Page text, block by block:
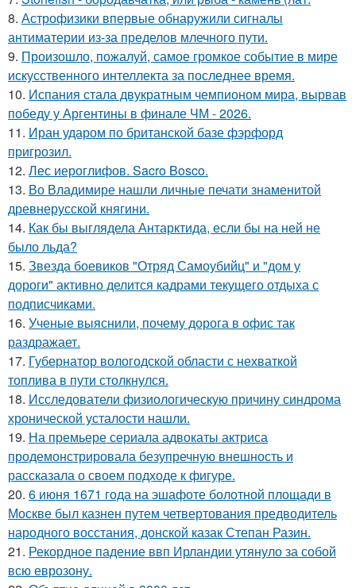
8. Астрофизики впервые обнаружили сигналы
антиматерии из-за пределов млечного пути.
9. Произошло, пожалуй, самое громкое событие в мире
искусственного интеллекта за последнее время.
10. Испания стала двукратным чемпионом мира, вырвав
победу у Аргентины в финале ЧМ - 2026.
11. Иран ударом по британской базе фэрфорд
пригрозил.
12. Лес иероглифов. Sacro Bosco.
13. Во Владимире нашли личные печати знаменитой
древнерусской княгини.
14. Как бы выглядела Антарктида, если бы на ней не
было льда?
15. Звезда боевиков "Отряд Самоубийц" и "дом у
дороги" активно делится кадрами текущего отдыха с
подписчиками.
16. Ученые выяснили, почему дорога в офис так
раздражает.
17. Губернатор вологодской области с нехваткой
топлива в пути столкнулся.
18. Исследователи физиологическую причину синдрома
хронической усталости нашли.
19. На премьере сериала адвокаты актриса
продемонстрировала безупречную внешность и
рассказала о своем подходе к фигуре.
20. 6 июня 1671 года на эшафоте болотной площади в
Москве был казнен путем четвертования предводитель
народного восстания, донской казак Степан Разин.
21. Рекордное падение ввп Ирландии утянуло за собой
всю еврозону.